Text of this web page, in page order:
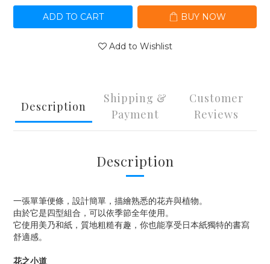
ADD TO CART BUY NOW
Add to Wishlist
Description
Shipping &
Payment
Customer
Reviews
Description
一張單筆便條，設計簡單，描繪熟悉的花卉與植物。
由於它是四型組合，可以依季節全年使用。
它使用美乃和紙，質地粗糙有趣，你也能享受日本紙獨特的書寫
舒適感。
花之小道